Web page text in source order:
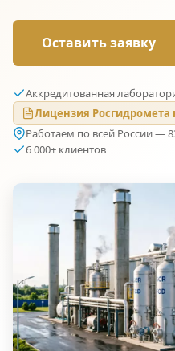
Оставить заявку
Аккредитованная
Лицензия Росгидромета
Работаем по всей России —
6 000+ клиентов